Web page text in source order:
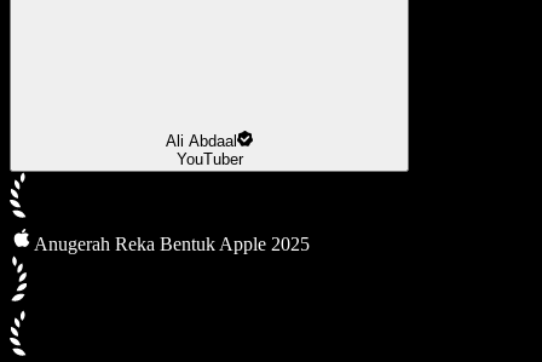
Ali Abdaal
YouTuber
Anugerah Reka Bentuk Apple 2025